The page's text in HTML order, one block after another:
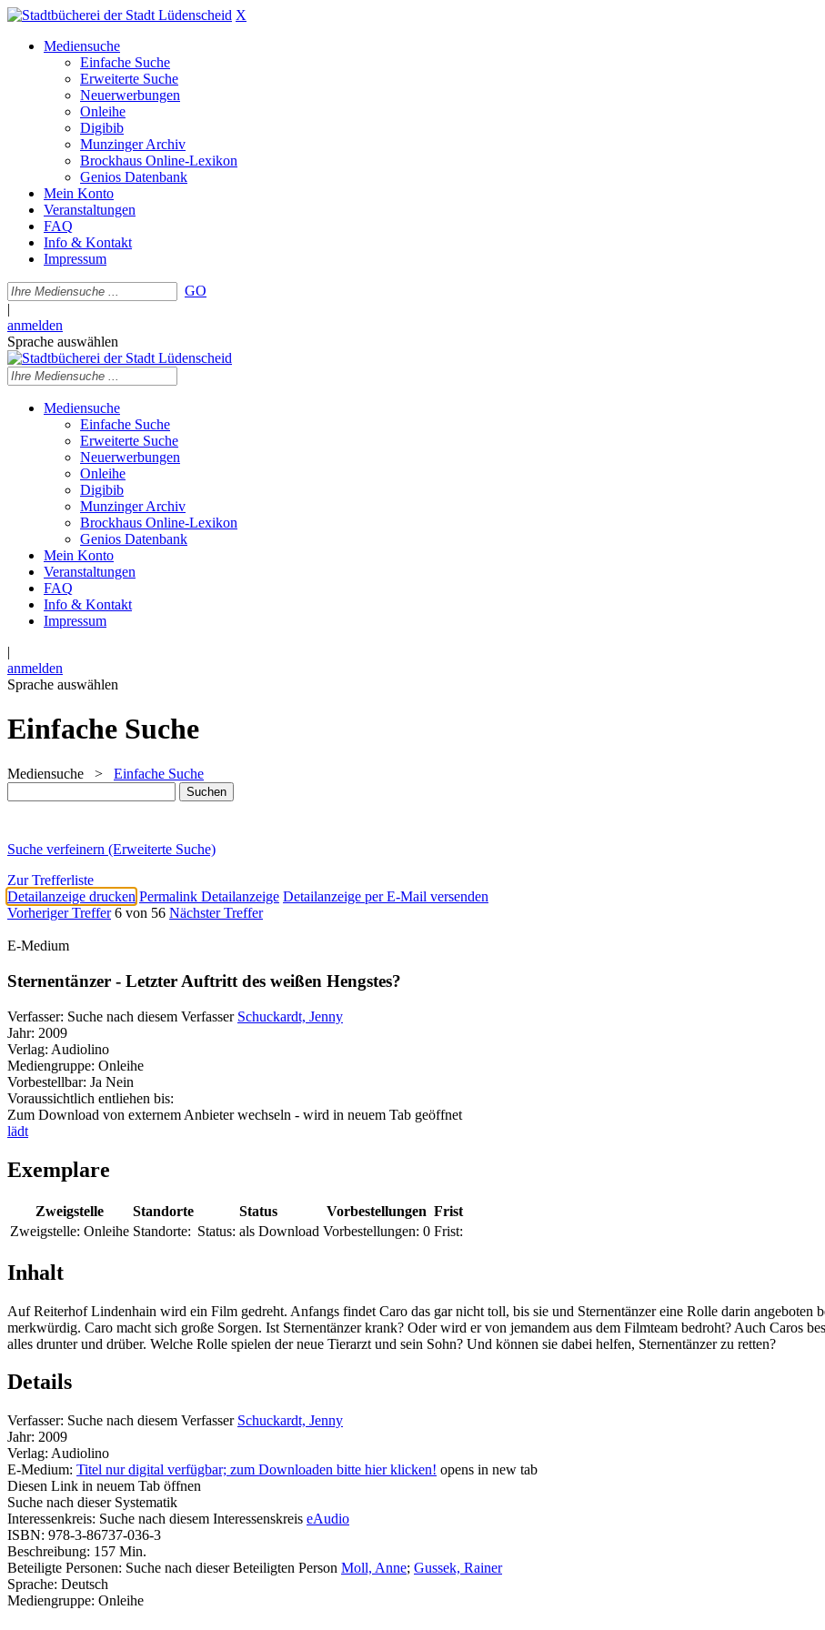
X
Mediensuche
Einfache Suche
Erweiterte Suche
Neuerwerbungen
Onleihe
Digibib
Munzinger Archiv
Brockhaus Online-Lexikon
Genios Datenbank
Mein Konto
Veranstaltungen
FAQ
Info & Kontakt
Impressum
GO
|
anmelden
Sprache auswählen
Mediensuche
Einfache Suche
Erweiterte Suche
Neuerwerbungen
Onleihe
Digibib
Munzinger Archiv
Brockhaus Online-Lexikon
Genios Datenbank
Mein Konto
Veranstaltungen
FAQ
Info & Kontakt
Impressum
|
anmelden
Sprache auswählen
Einfache Suche
Mediensuche > Einfache Suche
Suche verfeinern (Erweiterte Suche)
Zur Trefferliste
Detailanzeige drucken Permalink Detailanzeige Detailanzeige per E-Mail versenden
Vorheriger Treffer 6 von 56 Nächster Treffer
E-Medium
Sternentänzer - Letzter Auftritt des weißen Hengstes?
Verfasser: Suche nach diesem Verfasser Schuckardt, Jenny
Jahr: 2009
Verlag: Audiolino
Mediengruppe: Onleihe
Vorbestellbar: Ja Nein
Voraussichtlich entliehen bis:
Zum Download von externem Anbieter wechseln - wird in neuem Tab geöffnet
lädt
Exemplare
Zweigstelle Standorte Status Vorbestellungen Frist
Zweigstelle: Onleihe Standorte: Status: als Download Vorbestellungen: 0 Frist:
Inhalt
Auf Reiterhof Lindenhain wird ein Film gedreht. Anfangs findet Caro das gar nicht toll, bis sie und Sternentänzer eine Rolle darin angeboten
merkwürdig. Caro macht sich große Sorgen. Ist Sternentänzer krank? Oder wird er von jemandem aus dem Filmteam bedroht? Auch Caros
alles drunter und drüber. Welche Rolle spielen der neue Tierarzt und sein Sohn? Und können sie dabei helfen, Sternentänzer zu retten?
Details
Verfasser: Suche nach diesem Verfasser Schuckardt, Jenny
Jahr: 2009
Verlag: Audiolino
E-Medium: Titel nur digital verfügbar; zum Downloaden bitte hier klicken! opens in new tab
Diesen Link in neuem Tab öffnen
Suche nach dieser Systematik
Interessenkreis: Suche nach diesem Interessenskreis eAudio
ISBN: 978-3-86737-036-3
Beschreibung: 157 Min.
Beteiligte Personen: Suche nach dieser Beteiligten Person Moll, Anne; Gussek, Rainer
Sprache: Deutsch
Mediengruppe: Onleihe